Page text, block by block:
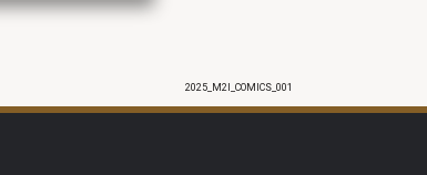
2025_M2I_COMICS_001